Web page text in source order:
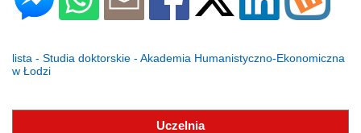
lista - Studia doktorskie - Akademia Humanistyczno-Ekonomiczna
w Łodzi
Uczelnia